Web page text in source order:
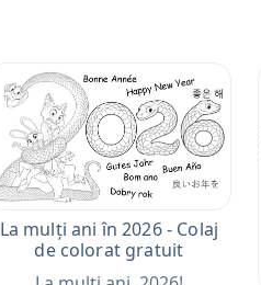
La mulți ani în 2026 - Colaj
de colorat gratuit